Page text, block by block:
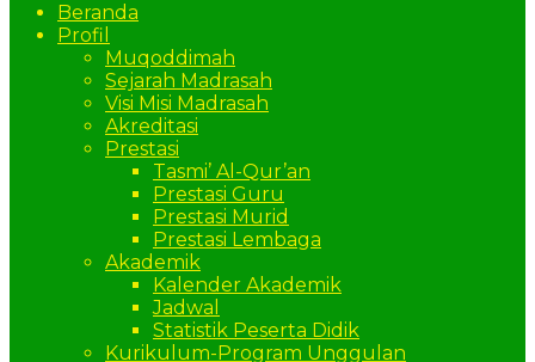
Beranda
Profil
Muqoddimah
Sejarah Madrasah
Visi Misi Madrasah
Akreditasi
Prestasi
Tasmi’ Al-Qur’an
Prestasi Guru
Prestasi Murid
Prestasi Lembaga
Akademik
Kalender Akademik
Jadwal
Statistik Peserta Didik
Kurikulum-Program Unggulan